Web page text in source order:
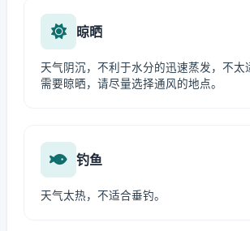
晾晒
天气阴沉，不利于水分的迅速蒸发，不太
需要晾晒，请尽量选择通风的地点。
钓鱼
天气太热，不适合垂钓。